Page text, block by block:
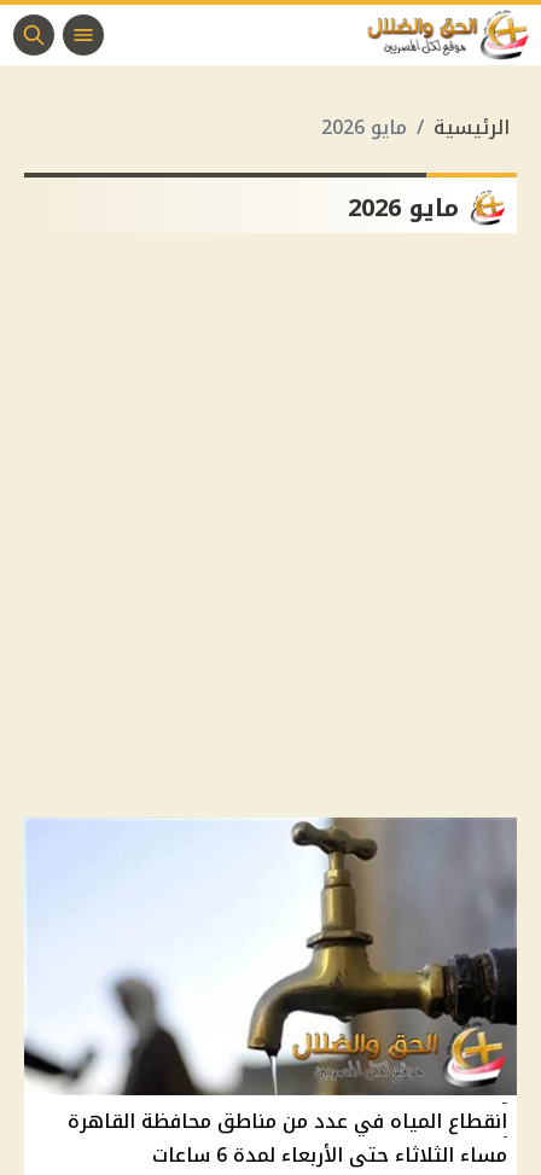
الرئيسية مايو 2026
مايو 2026
انقطاع المياه في عدد من مناطق محافظة القاهرة
مساء الثلاثاء حتى الأربعاء لمدة 6 ساعات